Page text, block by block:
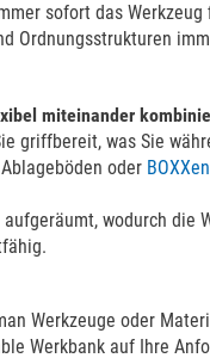
sofort das Werkzeug
Ordnungsstrukturen
miteinander
griffbereit, was Sie
oder BOXXen
wodurch die
Werkzeuge oder
Werkbank auf Ihre